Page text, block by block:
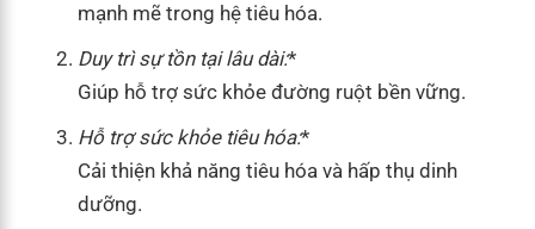
mạnh mẽ trong hệ tiêu hóa.
Duy trì sự tồn tại lâu dài:*
Giúp hỗ trợ sức khỏe đường ruột bền vững.
Hỗ trợ sức khỏe tiêu hóa:*
Cải thiện khả năng tiêu hóa và hấp thụ dinh
dưỡng.